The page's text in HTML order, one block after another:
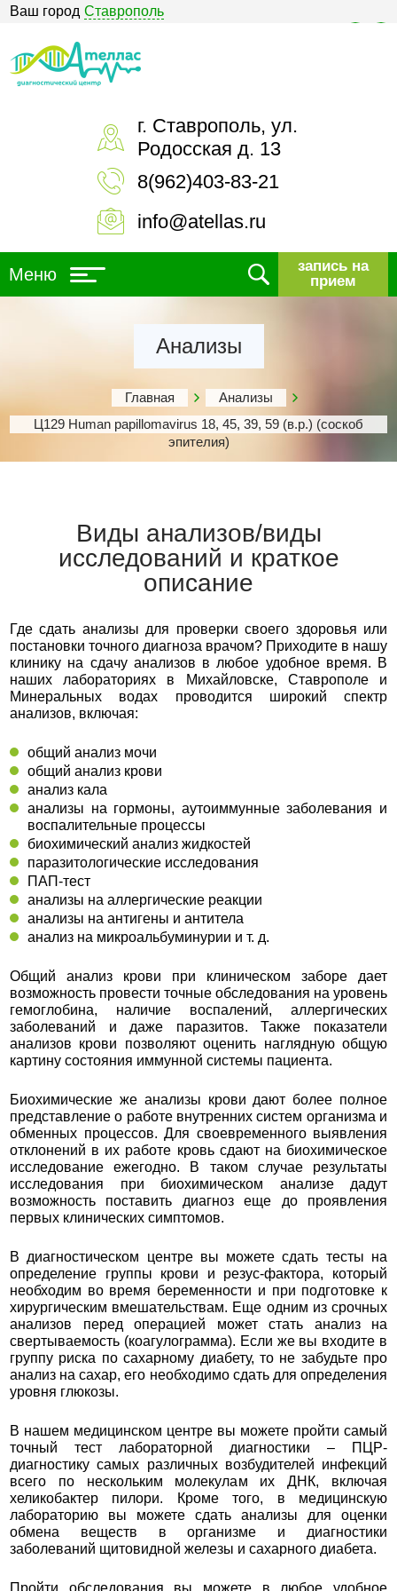
Ваш город Ставрополь
г. Ставрополь, ул.
Родосская д. 13
8(962)403-83-21
info@atellas.ru
Меню
запись на
прием
Анализы
Главная
Анализы
Ц129 Human papillomavirus 18, 45, 39, 59 (в.р.) (соскоб
эпителия)
Виды анализов/виды
исследований и краткое
описание
Где сдать анализы для проверки своего здоровья или
постановки точного диагноза врачом? Приходите в нашу
клинику на сдачу анализов в любое удобное время. В
наших лабораториях в Михайловске, Ставрополе и
Минеральных водах проводится широкий спектр
анализов, включая:
общий анализ мочи
общий анализ крови
анализ кала
анализы на гормоны, аутоиммунные заболевания и
воспалительные процессы
биохимический анализ жидкостей
паразитологические исследования
ПАП-тест
анализы на аллергические реакции
анализы на антигены и антитела
анализ на микроальбуминурии и т. д.
Общий анализ крови при клиническом заборе дает
возможность провести точные обследования на уровень
гемоглобина, наличие воспалений, аллергических
заболеваний и даже паразитов. Также показатели
анализов крови позволяют оценить наглядную общую
картину состояния иммунной системы пациента.
Биохимические же анализы крови дают более полное
представление о работе внутренних систем организма и
обменных процессов. Для своевременного выявления
отклонений в их работе кровь сдают на биохимическое
исследование ежегодно. В таком случае результаты
исследования при биохимическом анализе дадут
возможность поставить диагноз еще до проявления
первых клинических симптомов.
В диагностическом центре вы можете сдать тесты на
определение группы крови и резус-фактора, который
необходим во время беременности и при подготовке к
хирургическим вмешательствам. Еще одним из срочных
анализов перед операцией может стать анализ на
свертываемость (коагулограмма). Если же вы входите в
группу риска по сахарному диабету, то не забудьте про
анализ на сахар, его необходимо сдать для определения
уровня глюкозы.
В нашем медицинском центре вы можете пройти самый
точный тест лабораторной диагностики – ПЦР-
диагностику самых различных возбудителей инфекций
всего по нескольким молекулам их ДНК, включая
хеликобактер пилори. Кроме того, в медицинскую
лабораторию вы можете сдать анализы для оценки
обмена веществ в организме и диагностики
заболеваний щитовидной железы и сахарного диабета.
Пройти обследования вы можете в любое удобное